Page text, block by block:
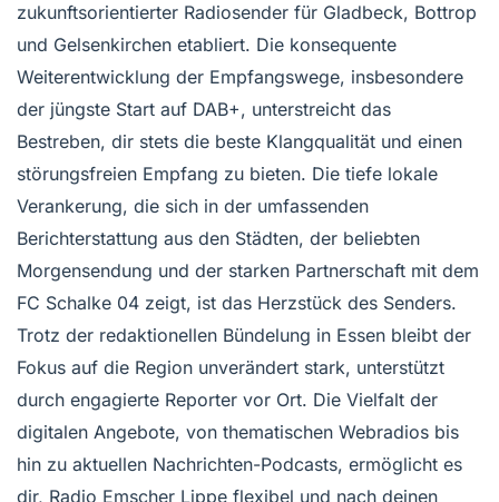
zukunftsorientierter Radiosender für Gladbeck, Bottrop
und Gelsenkirchen etabliert. Die konsequente
Weiterentwicklung der Empfangswege, insbesondere
der jüngste Start auf DAB+, unterstreicht das
Bestreben, dir stets die beste Klangqualität und einen
störungsfreien Empfang zu bieten. Die tiefe lokale
Verankerung, die sich in der umfassenden
Berichterstattung aus den Städten, der beliebten
Morgensendung und der starken Partnerschaft mit dem
FC Schalke 04 zeigt, ist das Herzstück des Senders.
Trotz der redaktionellen Bündelung in Essen bleibt der
Fokus auf die Region unverändert stark, unterstützt
durch engagierte Reporter vor Ort. Die Vielfalt der
digitalen Angebote, von thematischen Webradios bis
hin zu aktuellen Nachrichten-Podcasts, ermöglicht es
dir, Radio Emscher Lippe flexibel und nach deinen